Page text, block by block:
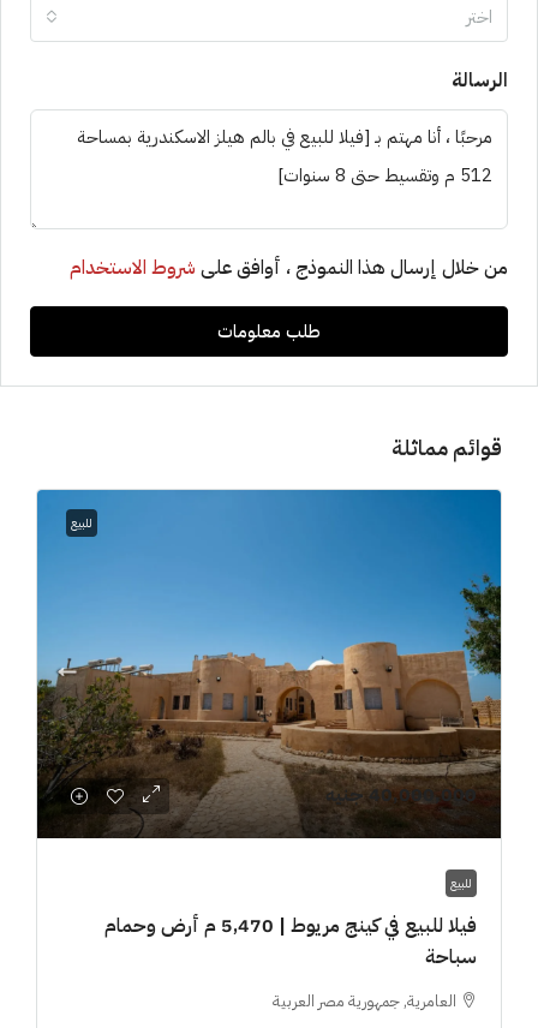
اختر
الرسالة
من خلال إرسال هذا النموذج ، أوافق على شروط الاستخدام
طلب معلومات
قوائم مماثلة
للبيع
40,000,000 جنيه
للبيع
فيلا للبيع في كينج مريوط | 5,470 م أرض وحمام
سباحة
العامرية, جمهورية مصر العربية